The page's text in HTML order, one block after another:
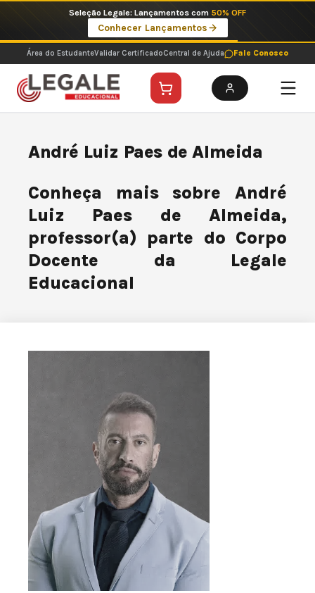
o
conteúdo
Seleção Legale: Lançamentos com 50% OFF
Conhecer Lançamentos
Área do EstudanteValidar CertificadoCentral de Ajuda Fale Conosco
André Luiz Paes de Almeida
Conheça mais sobre André
Luiz Paes de Almeida,
professor(a) parte do Corpo
Docente da Legale
Educacional